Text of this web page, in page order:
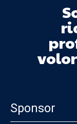
Sponsor